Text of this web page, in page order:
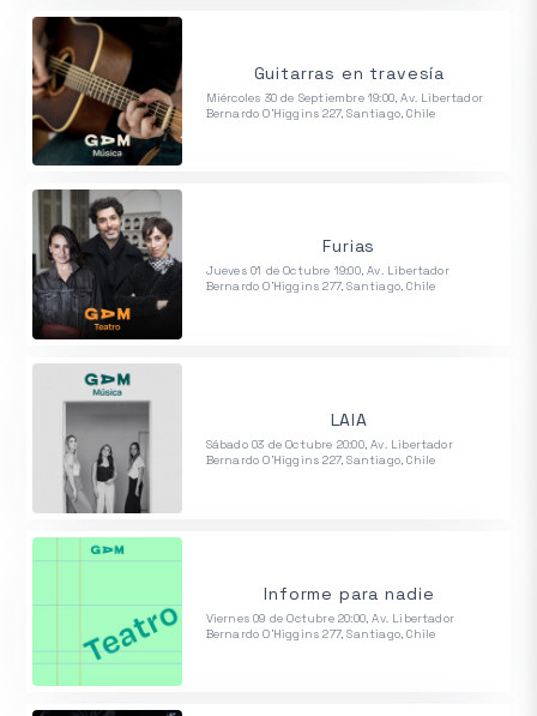
Guitarras en travesía
Miércoles 30 de Septiembre 19:00, Av. Libertador
Bernardo O'Higgins 227, Santiago, Chile
Furias
Jueves 01 de Octubre 19:00, Av. Libertador
Bernardo O'Higgins 277, Santiago, Chile
LAIA
Sábado 03 de Octubre 20:00, Av. Libertador
Bernardo O'Higgins 227, Santiago, Chile
Informe para nadie
Viernes 09 de Octubre 20:00, Av. Libertador
Bernardo O'Higgins 277, Santiago, Chile